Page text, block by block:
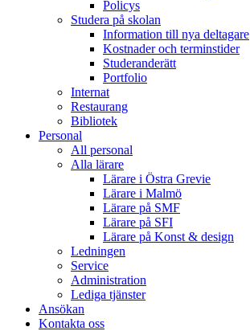
Policys
Studera på skolan
Information till nya deltagare
Kostnader och terminstider
Studeranderätt
Portfolio
Internat
Restaurang
Bibliotek
Personal
All personal
Alla lärare
Lärare i Östra Grevie
Lärare i Malmö
Lärare på SMF
Lärare på SFI
Lärare på Konst & design
Ledningen
Service
Administration
Lediga tjänster
Ansökan
Kontakta oss